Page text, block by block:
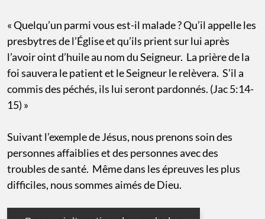
« Quelqu’un parmi vous est-il malade ? Qu’il appelle les
presbytres de l’Église et qu’ils prient sur lui après
l’avoir oint d’huile au nom du Seigneur. La prière de la
foi sauvera le patient et le Seigneur le relèvera. S’il a
commis des péchés, ils lui seront pardonnés. (Jac 5:14-
15) »
Suivant l’exemple de Jésus, nous prenons soin des
personnes affaiblies et des personnes avec des
troubles de santé. Même dans les épreuves les plus
difficiles, nous sommes aimés de Dieu.